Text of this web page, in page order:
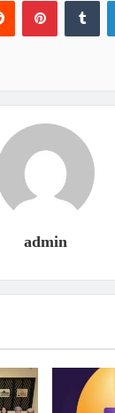
admin